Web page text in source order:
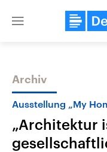
Close
Themen
Archiv
Ausstellung „My
„Architektur